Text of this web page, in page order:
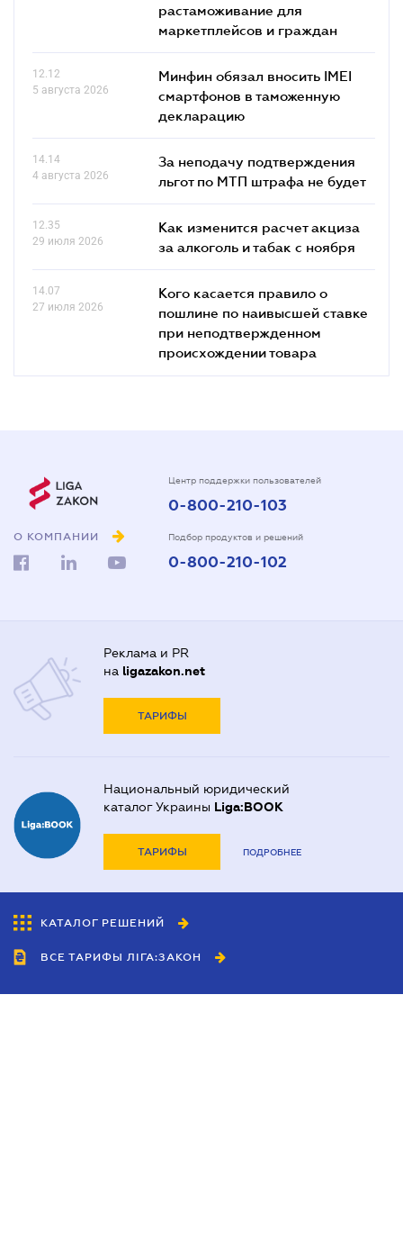
растаможивание для
маркетплейсов и граждан
12.12
5 августа 2026
Минфин обязал вносить IMEI
смартфонов в таможенную
декларацию
14.14
4 августа 2026
За неподачу подтверждения
льгот по МТП штрафа не будет
12.35
29 июля 2026
Как изменится расчет акциза
за алкоголь и табак с ноября
14.07
27 июля 2026
Кого касается правило о
пошлине по наивысшей ставке
при неподтвержденном
происхождении товара
О КОМПАНИИ
Центр поддержки пользователей
0-800-210-103
Подбор продуктов и решений
0-800-210-102
Реклама и PR
на ligazakon.net
ТАРИФЫ
Национальный юридический
каталог Украины Liga:BOOK
ТАРИФЫ ПОДРОБНЕЕ
КАТАЛОГ РЕШЕНИЙ
ВСЕ ТАРИФЫ ЛІГА:ЗАКОН